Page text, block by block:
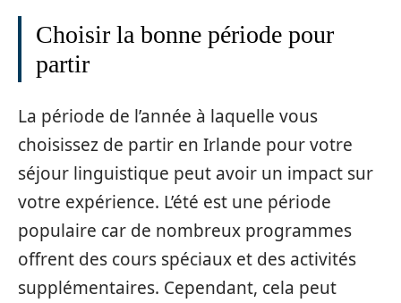
Choisir la bonne période pour
partir
La période de l’année à laquelle vous
choisissez de partir en Irlande pour votre
séjour linguistique peut avoir un impact sur
votre expérience. L’été est une période
populaire car de nombreux programmes
offrent des cours spéciaux et des activités
supplémentaires. Cependant, cela peut